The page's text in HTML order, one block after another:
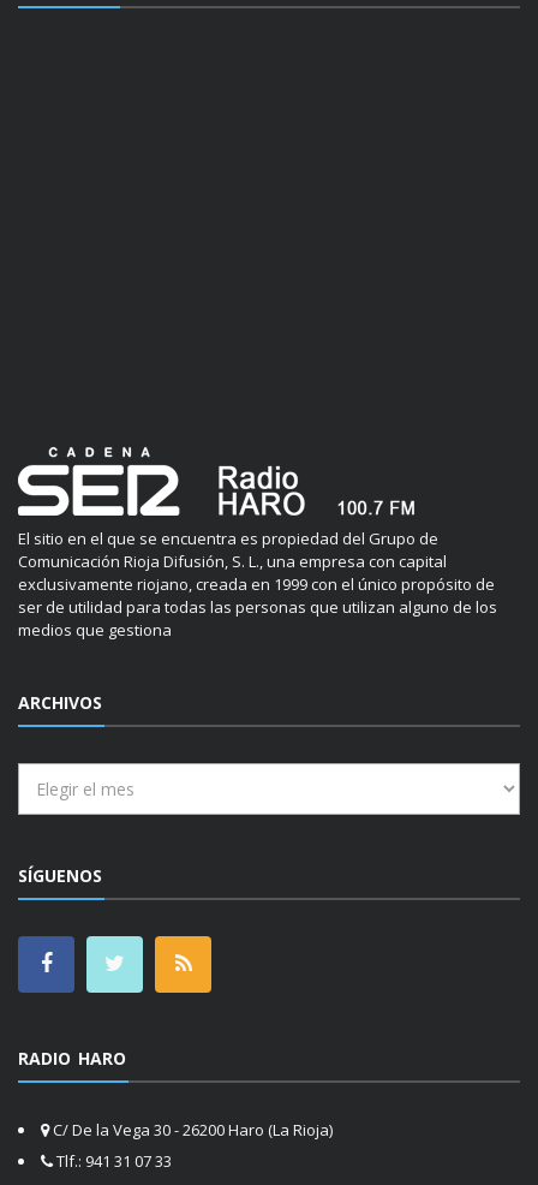
El sitio en el que se encuentra es propiedad del Grupo de
Comunicación Rioja Difusión, S. L., una empresa con capital
exclusivamente riojano, creada en 1999 con el único propósito de
ser de utilidad para todas las personas que utilizan alguno de los
medios que gestiona
ARCHIVOS
SÍGUENOS
RADIO HARO
C/ De la Vega 30 - 26200 Haro (La Rioja)
Tlf.: 941 31 07 33